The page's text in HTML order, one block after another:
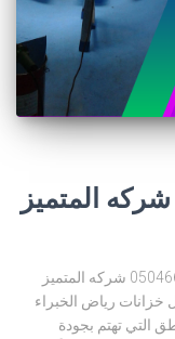
المتميز
عزل خزانات رياض الخبراء شركه المتميز 0504666179 شركه المتميز
متكاملة 1. أهمية عزل خزانات رياض الخبراء
التي تهتم بجودة